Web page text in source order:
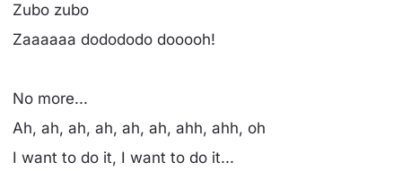
Zubo zubo
Zaaaaaa dodododo dooooh!
No more...
Ah, ah, ah, ah, ah, ah, ahh, ahh, oh
I want to do it, I want to do it...